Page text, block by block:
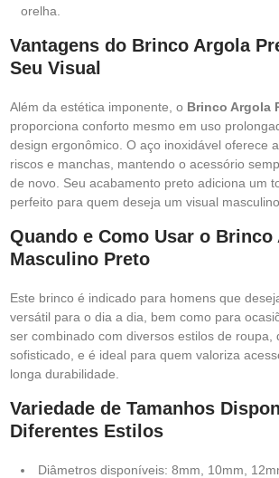
orelha.
Vantagens do Brinco Argola
Seu Visual
Além da estética imponente, o Brinco Argola
proporciona conforto mesmo em uso
design ergonômico. O aço inoxidável oferece
riscos e manchas, mantendo o acessório
de novo. Seu acabamento preto adiciona um
perfeito para quem deseja um visual
Quando e Como Usar o Brinco
Masculino Preto
Este brinco é indicado para homens que
versátil para o dia a dia, bem como para
ser combinado com diversos estilos de roupa,
sofisticado, e é ideal para quem valoriza
longa durabilidade.
Variedade de Tamanhos
Diferentes Estilos
Diâmetros disponíveis: 8mm, 10mm,